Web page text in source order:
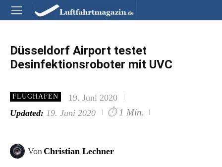
Düsseldorf Airport testet
Desinfektionsroboter mit UVC
FLUGHAFEN
19. Juni 2020
Updated: 19. Juni 2020 ⏱ 1 Min.
VonChristian Lechner